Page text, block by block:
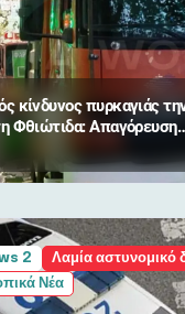
κίνδυνος πυρκαγιάς
Φθιώτιδα: Απαγόρευση
2
Λαμία αστυνομικό
Νέα